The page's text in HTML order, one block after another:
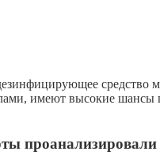
средство
имеют высокие шансы